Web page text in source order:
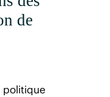
de
politique